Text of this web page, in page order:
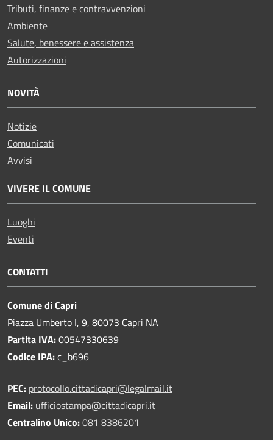
Tributi, finanze e contravvenzioni
Ambiente
Salute, benessere e assistenza
Autorizzazioni
NOVITÀ
Notizie
Comunicati
Avvisi
VIVERE IL COMUNE
Luoghi
Eventi
CONTATTI
Comune di Capri
Piazza Umberto I, 9, 80073 Capri NA
Partita IVA:00547330639
Codice IPA:c_b696
PEC: protocollo.cittadicapri@legalmail.it
Email: ufficiostampa@cittadicapri.it
Centralino Unico:081 8386201